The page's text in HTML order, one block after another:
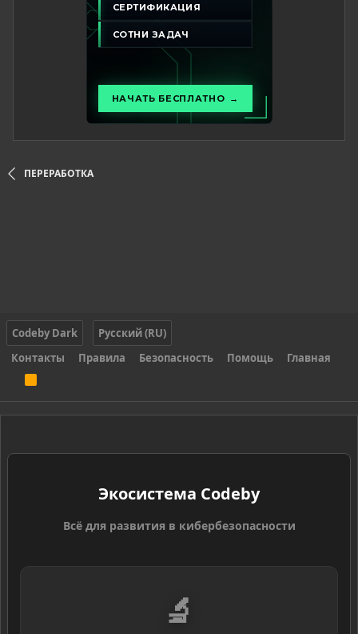
ПЕРЕРАБОТКА
Codeby Dark
Русский (RU)
Контакты
Правила Безопасность Помощь Главная
S
Экосистема Codeby
Всё для развития в кибербезопасности
🔬